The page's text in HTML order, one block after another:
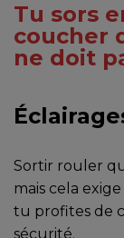
Tu sors
coucher
ne doit
Sortir rouler
mais cela
tu profites de
sécurité.